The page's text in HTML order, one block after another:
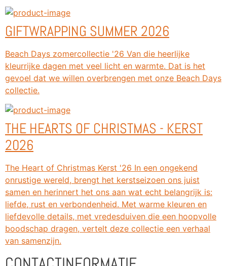
GIFTWRAPPING SUMMER 2026
Beach Days zomercollectie '26 Van die heerlijke
kleurrijke dagen met veel licht en warmte. Dat is het
gevoel dat we willen overbrengen met onze Beach Days
collectie.
THE HEARTS OF CHRISTMAS - KERST
2026
The Heart of Christmas Kerst '26 In een ongekend
onrustige wereld, brengt het kerstseizoen ons juist
samen en herinnert het ons aan wat echt belangrijk is:
liefde, rust en verbondenheid. Met warme kleuren en
liefdevolle details, met vredesduiven die een hoopvolle
boodschap dragen, vertelt deze collectie een verhaal
van samenzijn.